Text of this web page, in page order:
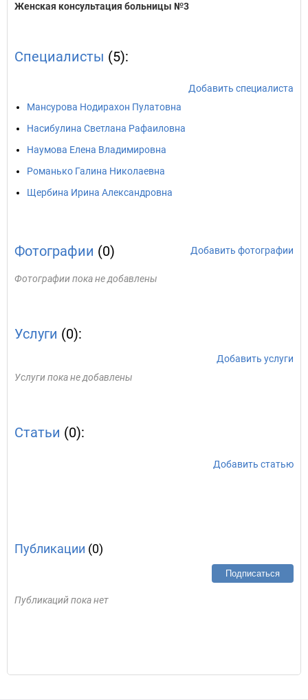
Женская консультация больницы №3
Специалисты (5):
Добавить специалиста
Мансурова Нодирахон Пулатовна
Насибулина Светлана Рафаиловна
Наумова Елена Владимировна
Романько Галина Николаевна
Щербина Ирина Александровна
Фотографии (0) Добавить фотографии
Фотографии пока не добавлены
Услуги (0):
Добавить услуги
Услуги пока не добавлены
Статьи (0):
Добавить статью
Публикации (0)
Подписаться
Публикаций пока нет